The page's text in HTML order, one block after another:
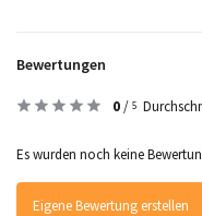
Bewertungen
0/ 5
Es wurden noch keine
Eigene Bewertung erstellen